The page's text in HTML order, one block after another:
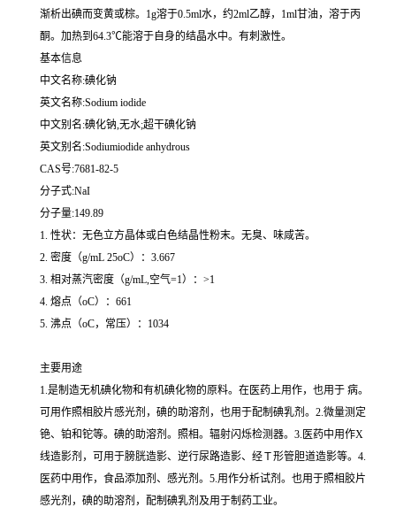
渐析出碘而变黄或棕。1g溶于0.5ml水，约2ml乙醇，1ml甘油，溶于丙
酮。加热到64.3℃能溶于自身的结晶水中。有刺激性。
基本信息
中文名称:碘化钠
英文名称:Sodium iodide
中文别名:碘化钠,无水;超干碘化钠
英文别名:Sodiumiodide anhydrous
CAS号:7681-82-5
分子式:NaI
分子量:149.89
1. 性状：无色立方晶体或白色结晶性粉末。无臭、味咸苦。
2. 密度（g/mL 25oC）：3.667
3. 相对蒸汽密度（g/mL,空气=1）：>1
4. 熔点（oC）：661
5. 沸点（oC，常压）：1034
主要用途
1.是制造无机碘化物和有机碘化物的原料。在医药上用作，也用于 病。
可用作照相胶片感光剂，碘的助溶剂，也用于配制碘乳剂。2.微量测定
铯、铂和铊等。碘的助溶剂。照相。辐射闪烁检测器。3.医药中用作X
线造影剂，可用于膀胱造影、逆行尿路造影、经Ｔ形管胆道造影等。4.
医药中用作，食品添加剂、感光剂。5.用作分析试剂。也用于照相胶片
感光剂，碘的助溶剂，配制碘乳剂及用于制药工业。